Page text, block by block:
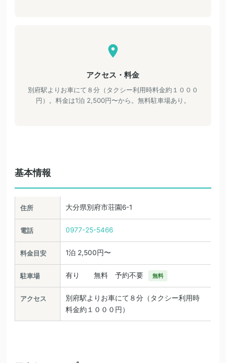
アクセス・料金
別府駅よりお車にて８分（タクシー利用時料金約１０００
円）。料金は1泊 2,500円〜から。無料駐車場あり。
基本情報
住所 大分県別府市荘園6-1
電話 0977-25-5466
料金目安 1泊 2,500円〜
駐車場 有り 無料 予約不要 無料
アクセス
別府駅よりお車にて８分（タクシー利用時
料金約１０００円）